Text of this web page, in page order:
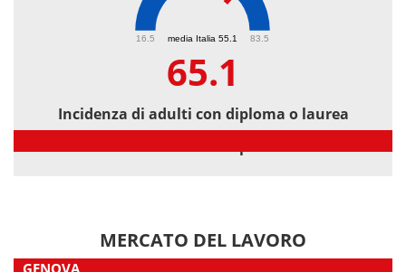
media Italia 55.1
16.5 83.5
65.1
Incidenza di adulti con diploma o laurea
MERCATO DEL LAVORO